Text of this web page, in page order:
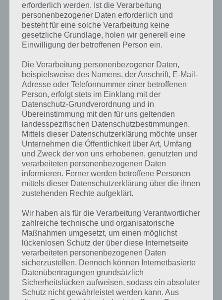
Kurze Begriffserklärung zur Lösung
Camping
Camping ist die Lösung für das tägliche Rätsel am 5.7.2019 in 4 Bilder
1 Wort, doch welche Bedeutung hat dieses eigentlich und was gibt es
dazu zu wissen? Passt das Wort auch zu Deutschland? Zu
bestimmten Lösungen präsentieren wir daher auch immer eine
kurze Begriffserklärung!
erforderlich werden. Ist die Verarbeitung
personenbezogener Daten erforderlich und
besteht für eine solche Verarbeitung keine
gesetzliche Grundlage, holen wir generell eine
Einwilligung der betroffenen Person ein.
Die Verarbeitung personenbezogener Daten,
beispielsweise des Namens, der Anschrift, E-Mail-
Adresse oder Telefonnummer einer betroffenen
Person, erfolgt stets im Einklang mit der
Datenschutz-Grundverordnung und in
Übereinstimmung mit den für uns geltenden
landesspezifischen Datenschutzbestimmungen.
Mittels dieser Datenschutzerklärung möchte unser
Unternehmen die Öffentlichkeit über Art, Umfang
und Zweck der von uns erhobenen, genutzten und
verarbeiteten personenbezogenen Daten
informieren. Ferner werden betroffene Personen
mittels dieser Datenschutzerklärung über die ihnen
zustehenden Rechte aufgeklärt.
Wir haben als für die Verarbeitung Verantwortlicher
zahlreiche technische und organisatorische
Maßnahmen umgesetzt, um einen möglichst
lückenlosen Schutz der über diese Internetseite
verarbeiteten personenbezogenen Daten
sicherzustellen. Dennoch können Internetbasierte
Datenübertragungen grundsätzlich
Sicherheitslücken aufweisen, sodass ein absoluter
Schutz nicht gewährleistet werden kann. Aus